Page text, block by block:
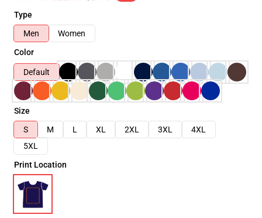
Type
Men
Women
Color
Default
Size
S
M L XL 2XL 3XL
4XL
5XL
Print Location